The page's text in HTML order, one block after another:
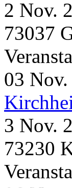
2 Nov.
73037
03 Nov.
3 Nov.
73230